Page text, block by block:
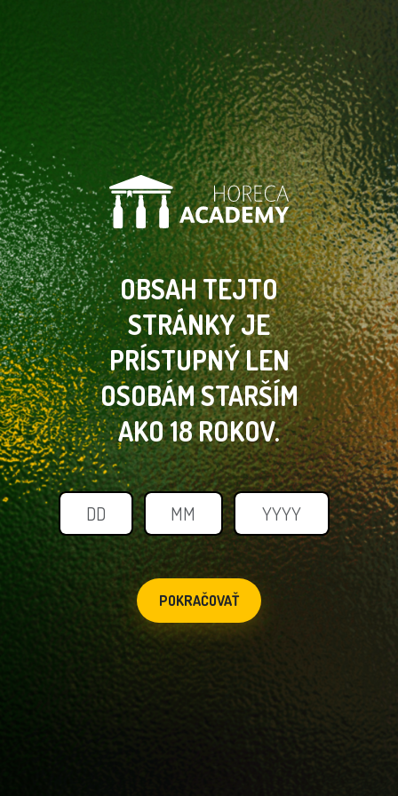
OBSAH TEJTO
STRÁNKYJE
PRÍSTUPNÝ LEN
OSOBÁMSTARŠÍM
AKO 18 ROKOV.
POKRAČOVAŤ